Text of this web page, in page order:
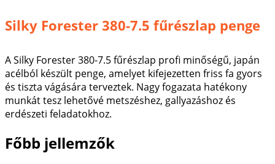
Silky Forester 380-7.5 fűrészlap penge
A Silky Forester 380-7.5 fűrészlap profi minőségű, japán
acélból készült penge, amelyet kifejezetten friss fa gyors
és tiszta vágására terveztek. Nagy fogazata hatékony
munkát tesz lehetővé metszéshez, gallyazáshoz és
erdészeti feladatokhoz.
Főbb jellemzők